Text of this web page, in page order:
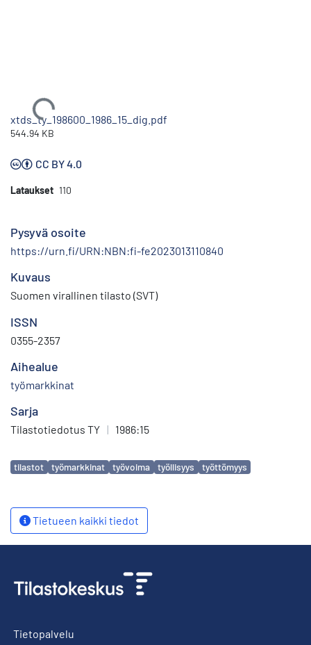
Ladataan...
xtds_ty_198600_1986_15_dig.pdf
544.94 KB
CC BY 4.0
Lataukset 110
Pysyvä osoite
https://urn.fi/URN:NBN:fi-fe2023013110840
Kuvaus
Suomen virallinen tilasto (SVT)
ISSN
0355-2357
Aihealue
työmarkkinat
Sarja
Tilastotiedotus TY | 1986:15
Avainsanat
tilastot työmarkkinat työvoima työllisyys työttömyys
Tietueen kaikki tiedot
Tietopalvelu